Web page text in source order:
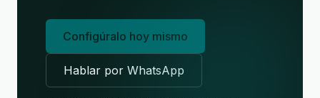
Configúralo hoy mismo
Hablar por WhatsApp